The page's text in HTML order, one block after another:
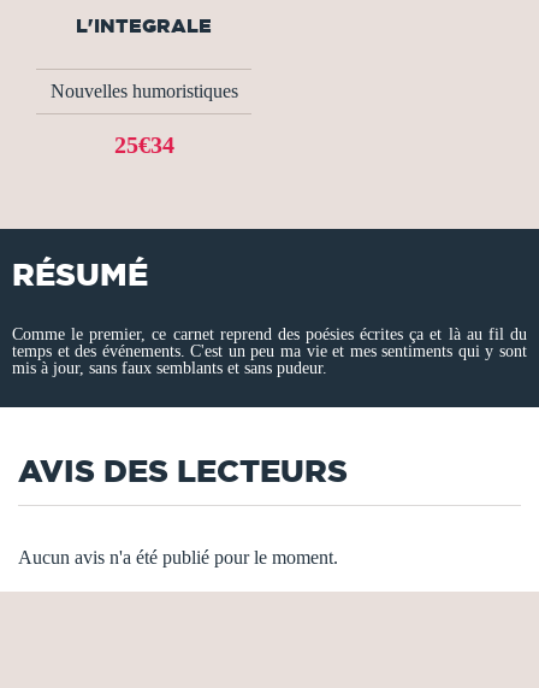
L'INTEGRALE
Nouvelles humoristiques
25€34
RÉSUMÉ
Comme le premier, ce carnet reprend des poésies écrites ça et là au fil du
temps et des événements. C'est un peu ma vie et mes sentiments qui y sont
mis à jour, sans faux semblants et sans pudeur.
AVIS DES LECTEURS
Aucun avis n'a été publié pour le moment.